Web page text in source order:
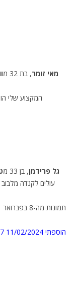
מאי זומר, בת 32 מ
המקצוע שלי
גל פרידמן, בן 33 מ
עולים לקנדה מלבוב
תמונות מה-8 בפברואר
הוספתי 11/02/2024 11:07